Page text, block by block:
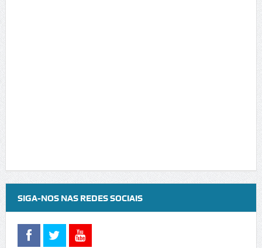
SIGA-NOS NAS REDES SOCIAIS